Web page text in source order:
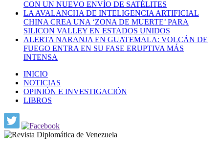
CON UN NUEVO ENVÍO DE SATÉLITES
LA AVALANCHA DE INTELIGENCIA ARTIFICIAL
CHINA CREA UNA ‘ZONA DE MUERTE’ PARA
SILICON VALLEY EN ESTADOS UNIDOS
ALERTA NARANJA EN GUATEMALA: VOLCÁN DE
FUEGO ENTRA EN SU FASE ERUPTIVA MÁS
INTENSA
INICIO
NOTICIAS
OPINIÓN E INVESTIGACIÓN
LIBROS